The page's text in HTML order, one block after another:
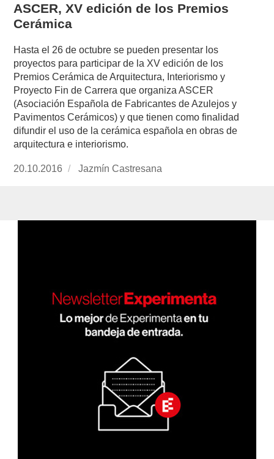
ASCER, XV edición de los Premios
Cerámica
Hasta el 26 de octubre se pueden presentar los
proyectos para participar de la XV edición de los
Premios Cerámica de Arquitectura, Interiorismo y
Proyecto Fin de Carrera que organiza ASCER
(Asociación Española de Fabricantes de Azulejos y
Pavimentos Cerámicos) y que tienen como finalidad
difundir el uso de la cerámica española en obras de
arquitectura e interiorismo.
Publicado
20.10.2016
https://www.experimenta.es/author/jazmin-
Jazmín Castresana